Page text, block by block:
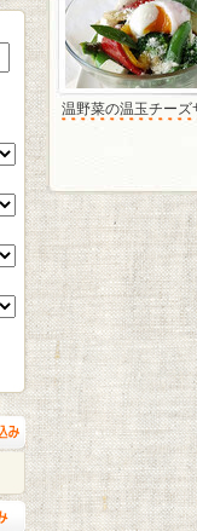
温野菜の温玉チーズ